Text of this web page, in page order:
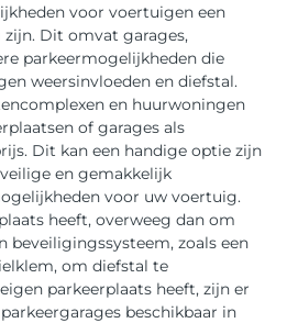
voor voertuigen een
Dit omvat garages,
parkeermogelijkheden die
weersinvloeden en diefstal.
en huurwoningen
of garages als
Dit kan een handige optie zijn
en gemakkelijk
voor uw voertuig.
heeft, overweeg dan om
beveiligingssysteem, zoals een
om diefstal te
parkeerplaats heeft, zijn er
beschikbaar in